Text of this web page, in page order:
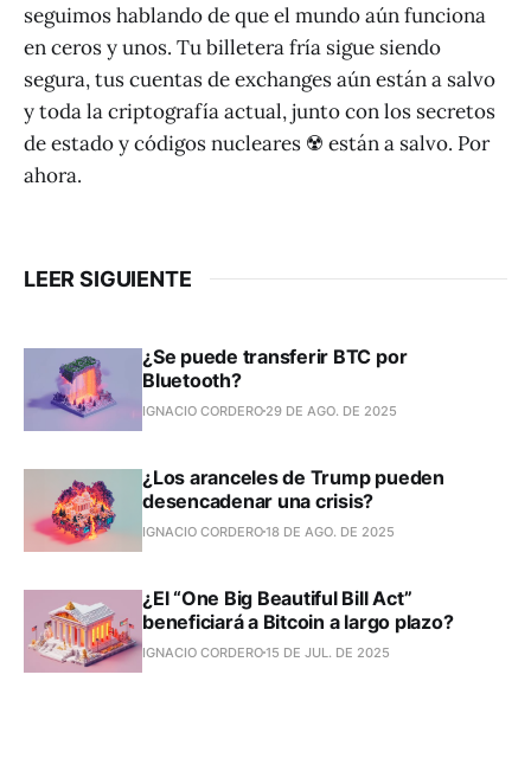
seguimos hablando de que el mundo aún funciona
en ceros y unos. Tu billetera fría sigue siendo
segura, tus cuentas de exchanges aún están a salvo
y toda la criptografía actual, junto con los secretos
de estado y códigos nucleares ☢️ están a salvo. Por
ahora.
LEER SIGUIENTE
¿Se puede transferir BTC por
Bluetooth?
IGNACIO CORDERO 29 DE AGO. DE 2025
¿Los aranceles de Trump pueden
desencadenar una crisis?
IGNACIO CORDERO18 DE AGO. DE 2025
¿El “One Big Beautiful Bill Act”
beneficiará a Bitcoin a largo plazo?
IGNACIO CORDERO15 DE JUL. DE 2025